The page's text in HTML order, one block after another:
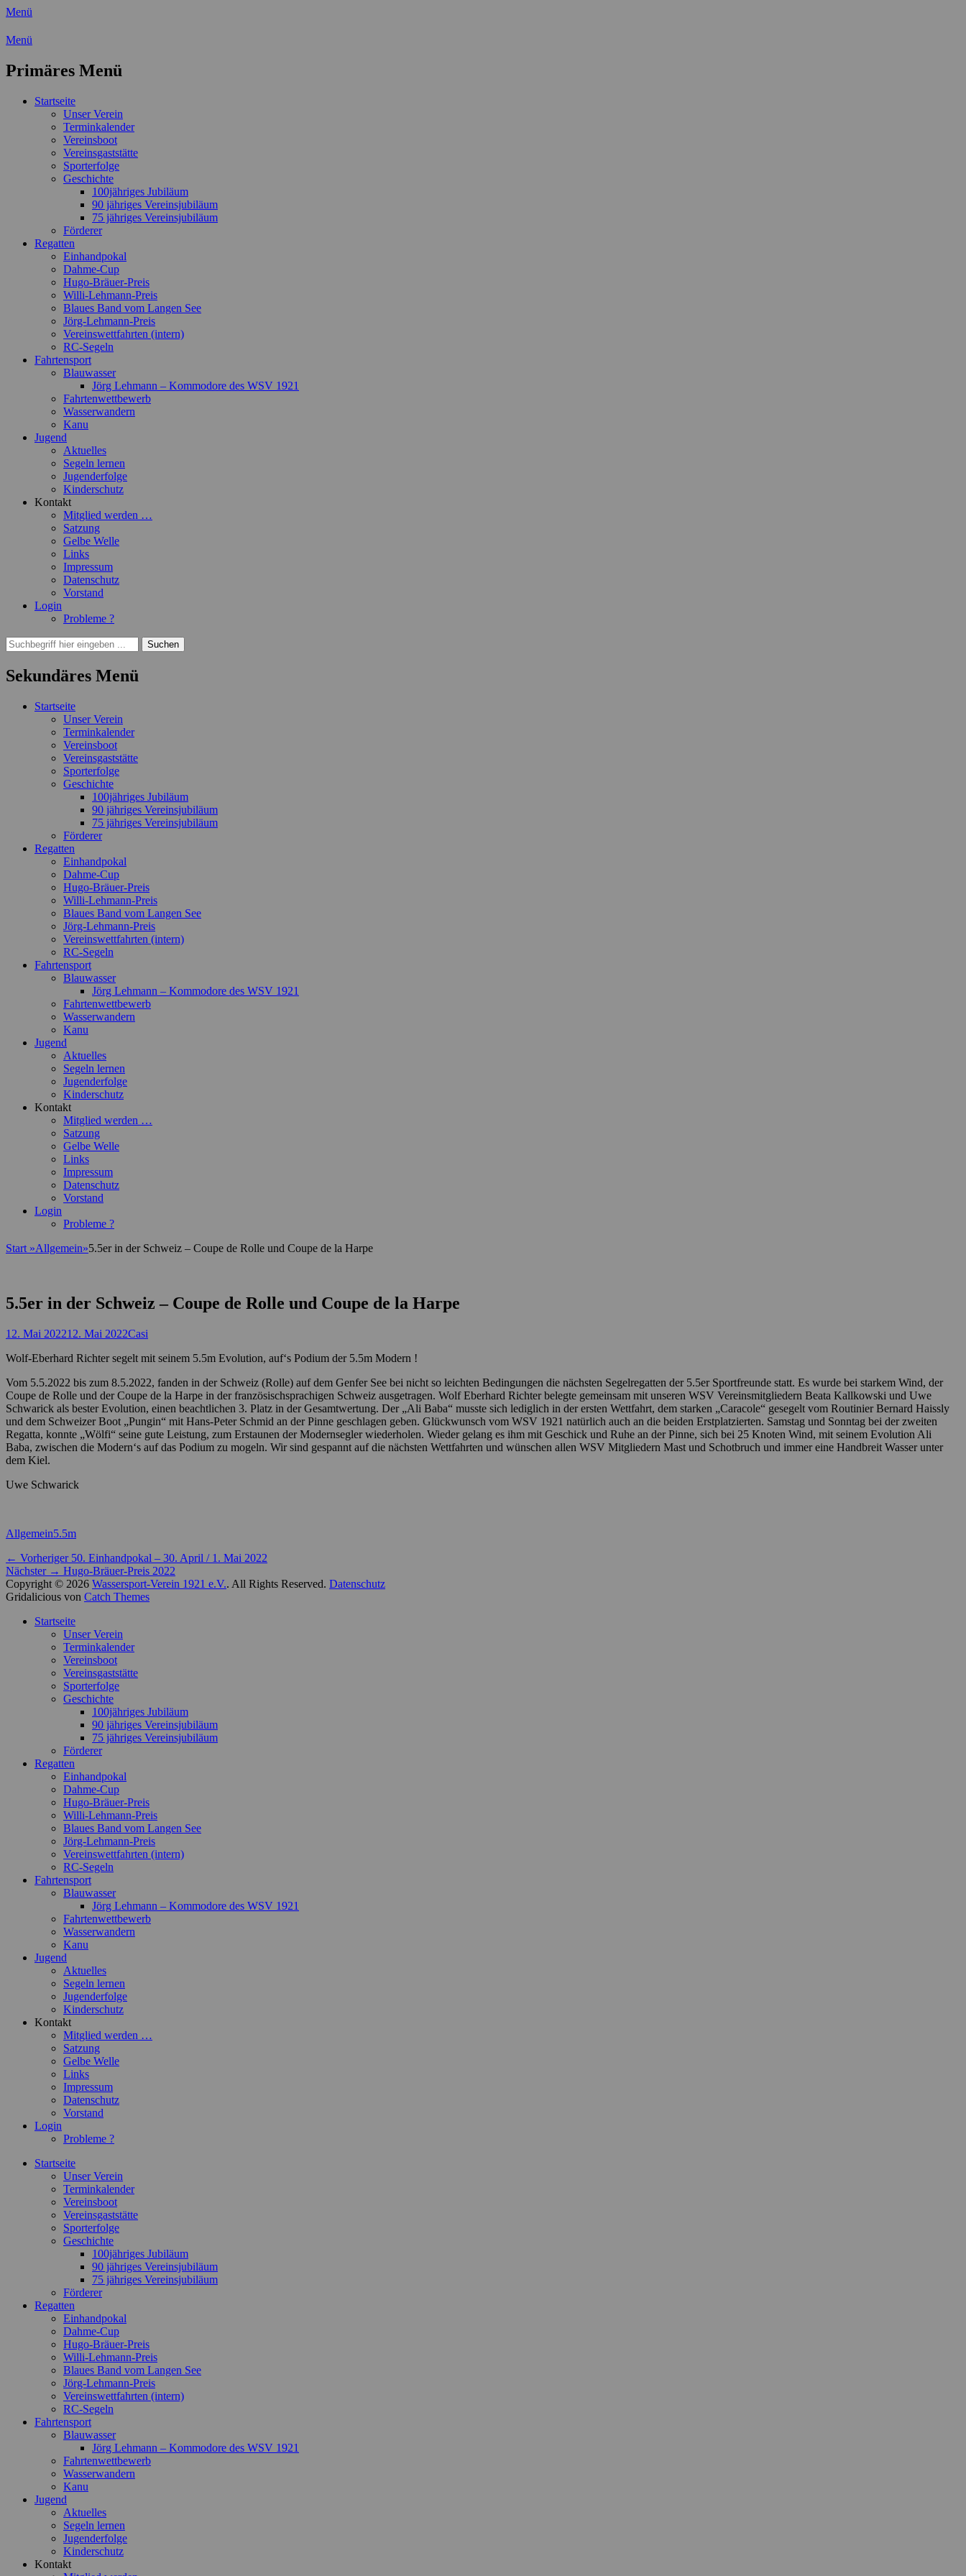
Menü
Wassersport-Verein 1921 e.V.
Menü
Primäres Menü
Zum
Startseite
Unser Verein
Terminkalender
Vereinsboot
Vereinsgaststätte
Sporterfolge
Geschichte
100jähriges Jubiläum
90 jähriges Vereinsjubiläum
75 jähriges Vereinsjubiläum
Förderer
Regatten
Einhandpokal
Dahme-Cup
Hugo-Bräuer-Preis
Willi-Lehmann-Preis
Blaues Band vom Langen See
Jörg-Lehmann-Preis
Vereinswettfahrten (intern)
RC-Segeln
Fahrtensport
Blauwasser
Jörg Lehmann – Kommodore des WSV 1921
Fahrtenwettbewerb
Wasserwandern
Kanu
Jugend
Aktuelles
Segeln lernen
Jugenderfolge
Kinderschutz
Kontakt
Mitglied werden …
Satzung
Gelbe Welle
Links
Impressum
Datenschutz
Vorstand
Login
Probleme ?
Suchen
Suchen
nach:
Sekundäres Menü
Zum
Startseite
Unser Verein
Terminkalender
Vereinsboot
Vereinsgaststätte
Sporterfolge
Geschichte
100jähriges Jubiläum
90 jähriges Vereinsjubiläum
75 jähriges Vereinsjubiläum
Förderer
Regatten
Einhandpokal
Dahme-Cup
Hugo-Bräuer-Preis
Willi-Lehmann-Preis
Blaues Band vom Langen See
Jörg-Lehmann-Preis
Vereinswettfahrten (intern)
RC-Segeln
Fahrtensport
Blauwasser
Jörg Lehmann – Kommodore des WSV 1921
Fahrtenwettbewerb
Wasserwandern
Kanu
Jugend
Aktuelles
Segeln lernen
Jugenderfolge
Kinderschutz
Kontakt
Mitglied werden …
Satzung
Gelbe Welle
Links
Impressum
Datenschutz
Vorstand
Login
Probleme ?
Start »Allgemein»5.5er in der Schweiz – Coupe de Rolle und Coupe de la Harpe
5.5er in der Schweiz – Coupe de Rolle und Coupe de la Harpe
Posted
12. Mai 202212. Mai 2022Autor
Casi
Wolf-Eberhard Richter segelt mit seinem 5.5m Evolution, auf‘s Podium der 5.5m Modern !
Vom 5.5.2022 bis zum 8.5.2022, fanden in der Schweiz (Rolle) auf dem Genfer See bei nicht so leichten Bedingungen die nächsten Segelregatten der 5.5er Sportfreunde statt. Es wurde bei starkem Wind, der
Coupe de Rolle und der Coupe de la Harpe in der französischsprachigen Schweiz ausgetragen. Wolf Eberhard Richter belegte gemeinsam mit unseren WSV Vereinsmitgliedern Beata Kallkowski und Uwe
Schwarick als bester Evolution, einen beachtlichen 3. Platz in der Gesamtwertung. Der „Ali Baba“ musste sich lediglich in der ersten Wettfahrt, dem starken „Caracole“ gesegelt vom Routinier Bernard Haissly
und dem Schweizer Boot „Pungin“ mit Hans-Peter Schmid an der Pinne geschlagen geben. Glückwunsch vom WSV 1921 natürlich auch an die beiden Erstplatzierten. Samstag und Sonntag bei der zweiten
Regatta, konnte „Wölfi“ seine gute Leistung, zum Erstaunen der Modernsegler wiederholen. Wieder gelang es ihm mit Geschick und Ruhe an der Pinne, sich bei 25 Knoten Wind, mit seinem Evolution Ali
Baba, zwischen die Modern‘s auf das Podium zu mogeln. Wir sind gespannt auf die nächsten Wettfahrten und wünschen allen WSV Mitgliedern Mast und Schotbruch und immer eine Handbreit Wasser unter
dem Kiel.
Uwe Schwarick
Kategorien
AllgemeinSchlagworte
5.5m
Beitragsnavigation
← Vorheriger Vorheriger
Beitrag:
50. Einhandpokal – 30. April / 1. Mai 2022
Nächster → Nächster
Beitrag:
Hugo-Bräuer-Preis 2022
Copyright © 2026 Wassersport-Verein 1921 e.V.. All Rights Reserved. Datenschutz
Gridalicious von Catch Themes
oben
Startseite
Unser Verein
Terminkalender
Vereinsboot
Vereinsgaststätte
Sporterfolge
Geschichte
100jähriges Jubiläum
90 jähriges Vereinsjubiläum
75 jähriges Vereinsjubiläum
Förderer
Regatten
Einhandpokal
Dahme-Cup
Hugo-Bräuer-Preis
Willi-Lehmann-Preis
Blaues Band vom Langen See
Jörg-Lehmann-Preis
Vereinswettfahrten (intern)
RC-Segeln
Fahrtensport
Blauwasser
Jörg Lehmann – Kommodore des WSV 1921
Fahrtenwettbewerb
Wasserwandern
Kanu
Jugend
Aktuelles
Segeln lernen
Jugenderfolge
Kinderschutz
Kontakt
Mitglied werden …
Satzung
Gelbe Welle
Links
Impressum
Datenschutz
Vorstand
Login
Probleme ?
Startseite
Unser Verein
Terminkalender
Vereinsboot
Vereinsgaststätte
Sporterfolge
Geschichte
100jähriges Jubiläum
90 jähriges Vereinsjubiläum
75 jähriges Vereinsjubiläum
Förderer
Regatten
Einhandpokal
Dahme-Cup
Hugo-Bräuer-Preis
Willi-Lehmann-Preis
Blaues Band vom Langen See
Jörg-Lehmann-Preis
Vereinswettfahrten (intern)
RC-Segeln
Fahrtensport
Blauwasser
Jörg Lehmann – Kommodore des WSV 1921
Fahrtenwettbewerb
Wasserwandern
Kanu
Jugend
Aktuelles
Segeln lernen
Jugenderfolge
Kinderschutz
Kontakt